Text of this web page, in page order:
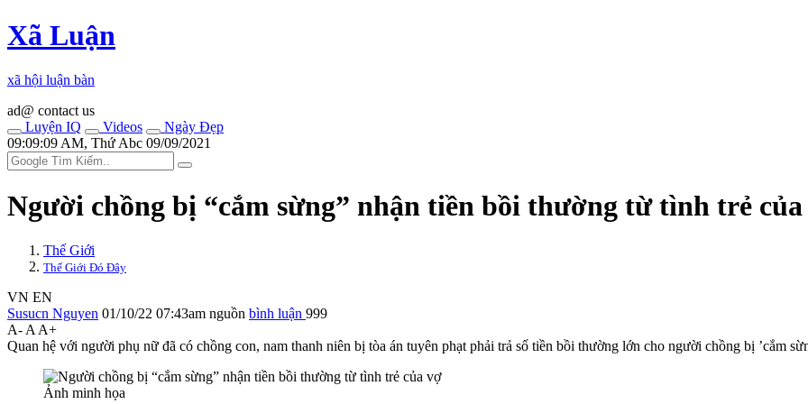
Xã Luận
xã hội luận bàn
ad@ contact us
Luyện IQ
Videos
Ngày Đẹp
09:09:09 AM, Thứ Abc 09/09/2021
Người chồng bị “cắm sừng” nhận tiền bồi thường từ tình trẻ
Thế Giới
Thế Giới Đó Đây
VN EN
Susucn Nguyen 01/10/22 07:43am nguồn bình luận 999
A- A A+
Quan hệ với người phụ nữ đã có chồng con, nam thanh niên bị tòa án tuyên phạt phải trả số tiền bồi thường lớn cho người chồng bị ’cắm
Ảnh minh họa